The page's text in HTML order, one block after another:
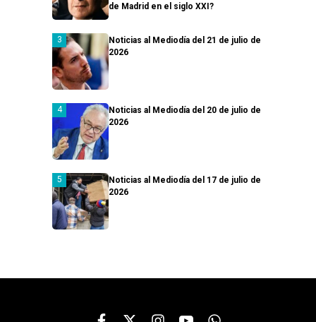
de Madrid en el siglo XXI?
Noticias al Mediodía del 21 de julio de
2026
Noticias al Mediodía del 20 de julio de
2026
Noticias al Mediodía del 17 de julio de
2026